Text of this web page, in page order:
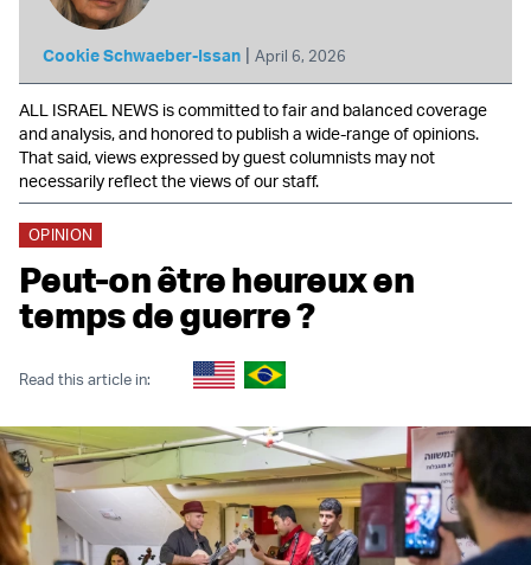
Cookie Schwaeber-Issan | April 6, 2026
ALL ISRAEL NEWS is committed to fair and balanced coverage
and analysis, and honored to publish a wide-range of opinions.
That said, views expressed by guest columnists may not
necessarily reflect the views of our staff.
OPINION
Peut-on être heureux en
temps de guerre ?
Read this article in: